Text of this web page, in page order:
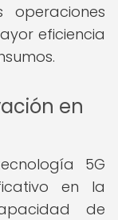
eficiencia
en
5G
en la
de